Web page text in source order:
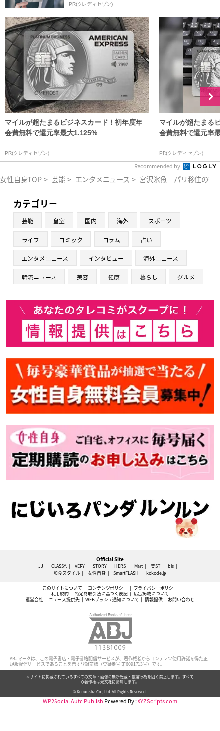
PR(クレディセゾン)
マイルが超たまるビジネスカード！初年度年
会費無料で還元率最大1.125%
PR(クレディセゾン)
マイルが超たまる
会費無料で還元率
PR(クレディセゾン)
Recommended by
女性自身TOP > 芸能 > エンタメニュース > 宮沢氷魚 パリ移住の杏
カテゴリー
芸能 皇室 国内 海外 スポーツ
ライフ コミック コラム 占い
エンタメニュース インタビュー 海外ニュース
韓流ニュース 美容 健康 暮らし グルメ
Official Site
JJ CLASSY. VERY STORY HERS Mart 美ST
bis
和食スタイル
女性自身 SmartFLASH kokode.jp
このサイトについて コンテンツポリシー
プライバシーポリシー
利用規約
特定商取引法に基づく表記
広告掲載について
運営会社
ニュース提供先 WEBプッシュ通知について 情報提供 お問い合わせ
ABJマークは、この電子書店・電子書籍配信サービスが、著作権者からコンテンツ使用許諾を得た正
規版配信サービスであることを示す登録商標（登録番号 第6091713号）です。
本サイトに掲載されているすべての文章・画像の無断転載・複製行為を固く禁止します。すべて
の著作権は光文社に帰属します。
© Kobunsha Co., Ltd. All Rights Reserved.
WP2Social Auto Publish Powered By :XYZScripts.com